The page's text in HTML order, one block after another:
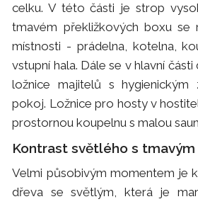
celku. V této části je strop
tmavém překližkových boxu se
místnosti - prádelna, kotelna,
vstupní hala. Dále se v hlavní
ložnice majitelů s hygienickým
pokoj. Ložnice pro hosty v
prostornou koupelnu s malou
Kontrast světlého s tmavým
Velmi působivým momentem je
dřeva se světlým, která je